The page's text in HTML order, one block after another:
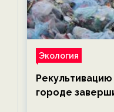
Экология
городе